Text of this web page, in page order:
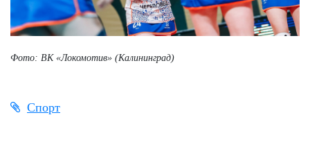
Фото: ВК «Локомотив» (Калининград)
Спорт